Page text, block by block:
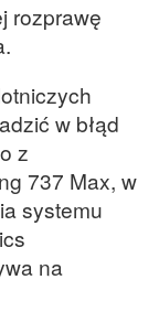
rozprawę
w błąd
z
737 Max, w
systemu
na